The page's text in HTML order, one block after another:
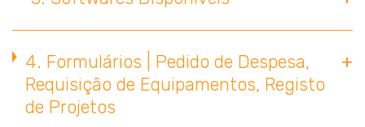
4. Formulários | Pedido de Despesa,
Requisição de Equipamentos, Registo
de Projetos